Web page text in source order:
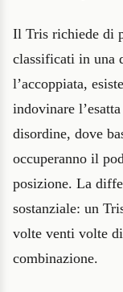
Il Tris richiede di
classificati in una
l’accoppiata,
indovinare
disordine, dove
occuperanno il
posizione. La
sostanziale: un
volte venti volte
combinazione.